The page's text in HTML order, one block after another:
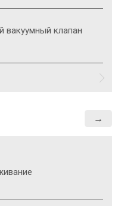
вакуумный клапан